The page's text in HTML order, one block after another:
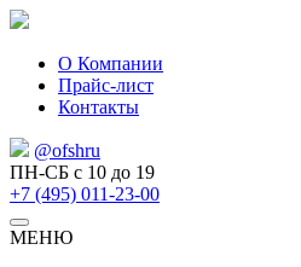
О Компании
Прайс-лист
Контакты
@ofshru
ПН-СБ с 10 до 19
+7 (495) 011-23-00
МЕНЮ